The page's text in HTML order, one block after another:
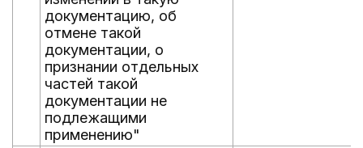
документацию, об
отмене такой
документации, о
признании отдельных
частей такой
документации не
подлежащими
применению"